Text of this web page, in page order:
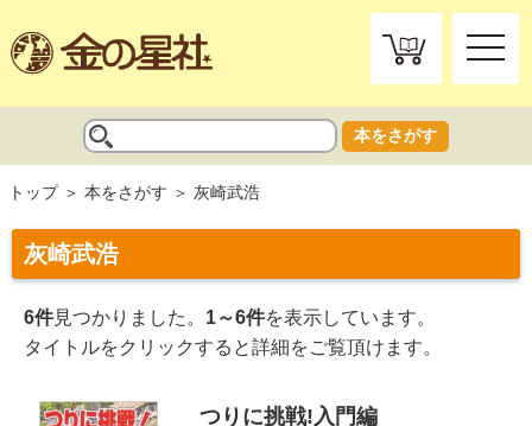
toggle
本をさがす
トップ 本をさがす 灰崎武浩
灰崎武浩
6件見つかりました。 1～6件を表示しています。
タイトルをクリックすると詳細をご覧頂けます。
つりに挑戦!入門編